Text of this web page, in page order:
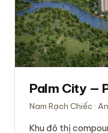
Palm City —
Nam Rạch Chiếc ·
Khu đô thị